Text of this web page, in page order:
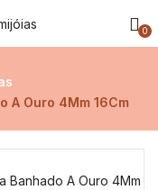
0
A Ouro 4Mm 16Cm